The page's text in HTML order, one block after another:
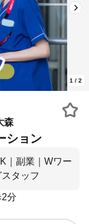
1 / 2
森
ション
｜副業｜Wワー
タッフ
分